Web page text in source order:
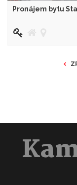
Pronájem bytu